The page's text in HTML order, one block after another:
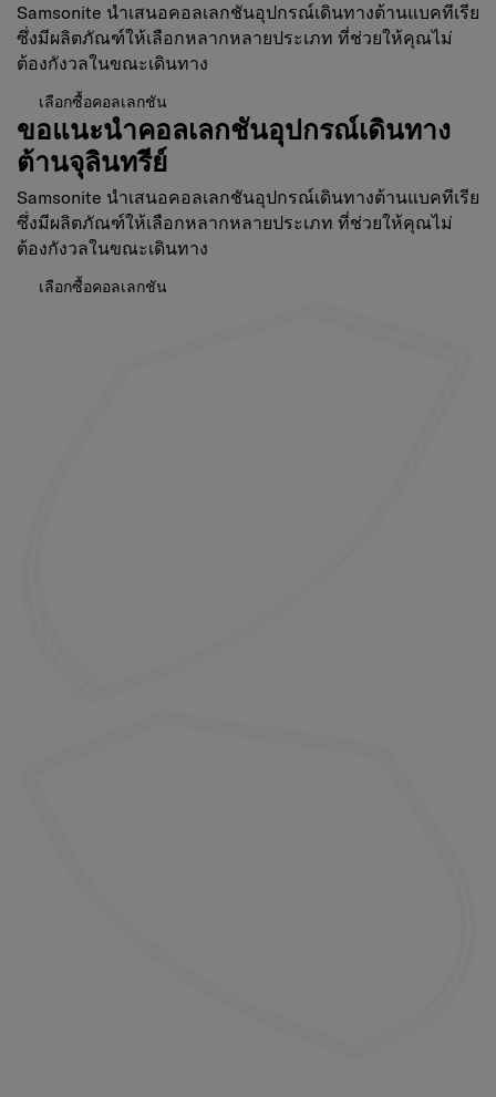
Samsonite นำเสนอคอลเลกชันอุปกรณ์เดินทางต้านแบคทีเรีย
ซึ่งมีผลิตภัณฑ์ให้เลือกหลากหลายประเภท ที่ช่วยให้คุณไม่
ต้องกังวลในขณะเดินทาง
เลือกซื้อคอลเลกชัน
ขอแนะนำคอลเลกชันอุปกรณ์เดินทาง
ต้านจุลินทรีย์
Samsonite นำเสนอคอลเลกชันอุปกรณ์เดินทางต้านแบคทีเรีย
ซึ่งมีผลิตภัณฑ์ให้เลือกหลากหลายประเภท ที่ช่วยให้คุณไม่
ต้องกังวลในขณะเดินทาง
เลือกซื้อคอลเลกชัน